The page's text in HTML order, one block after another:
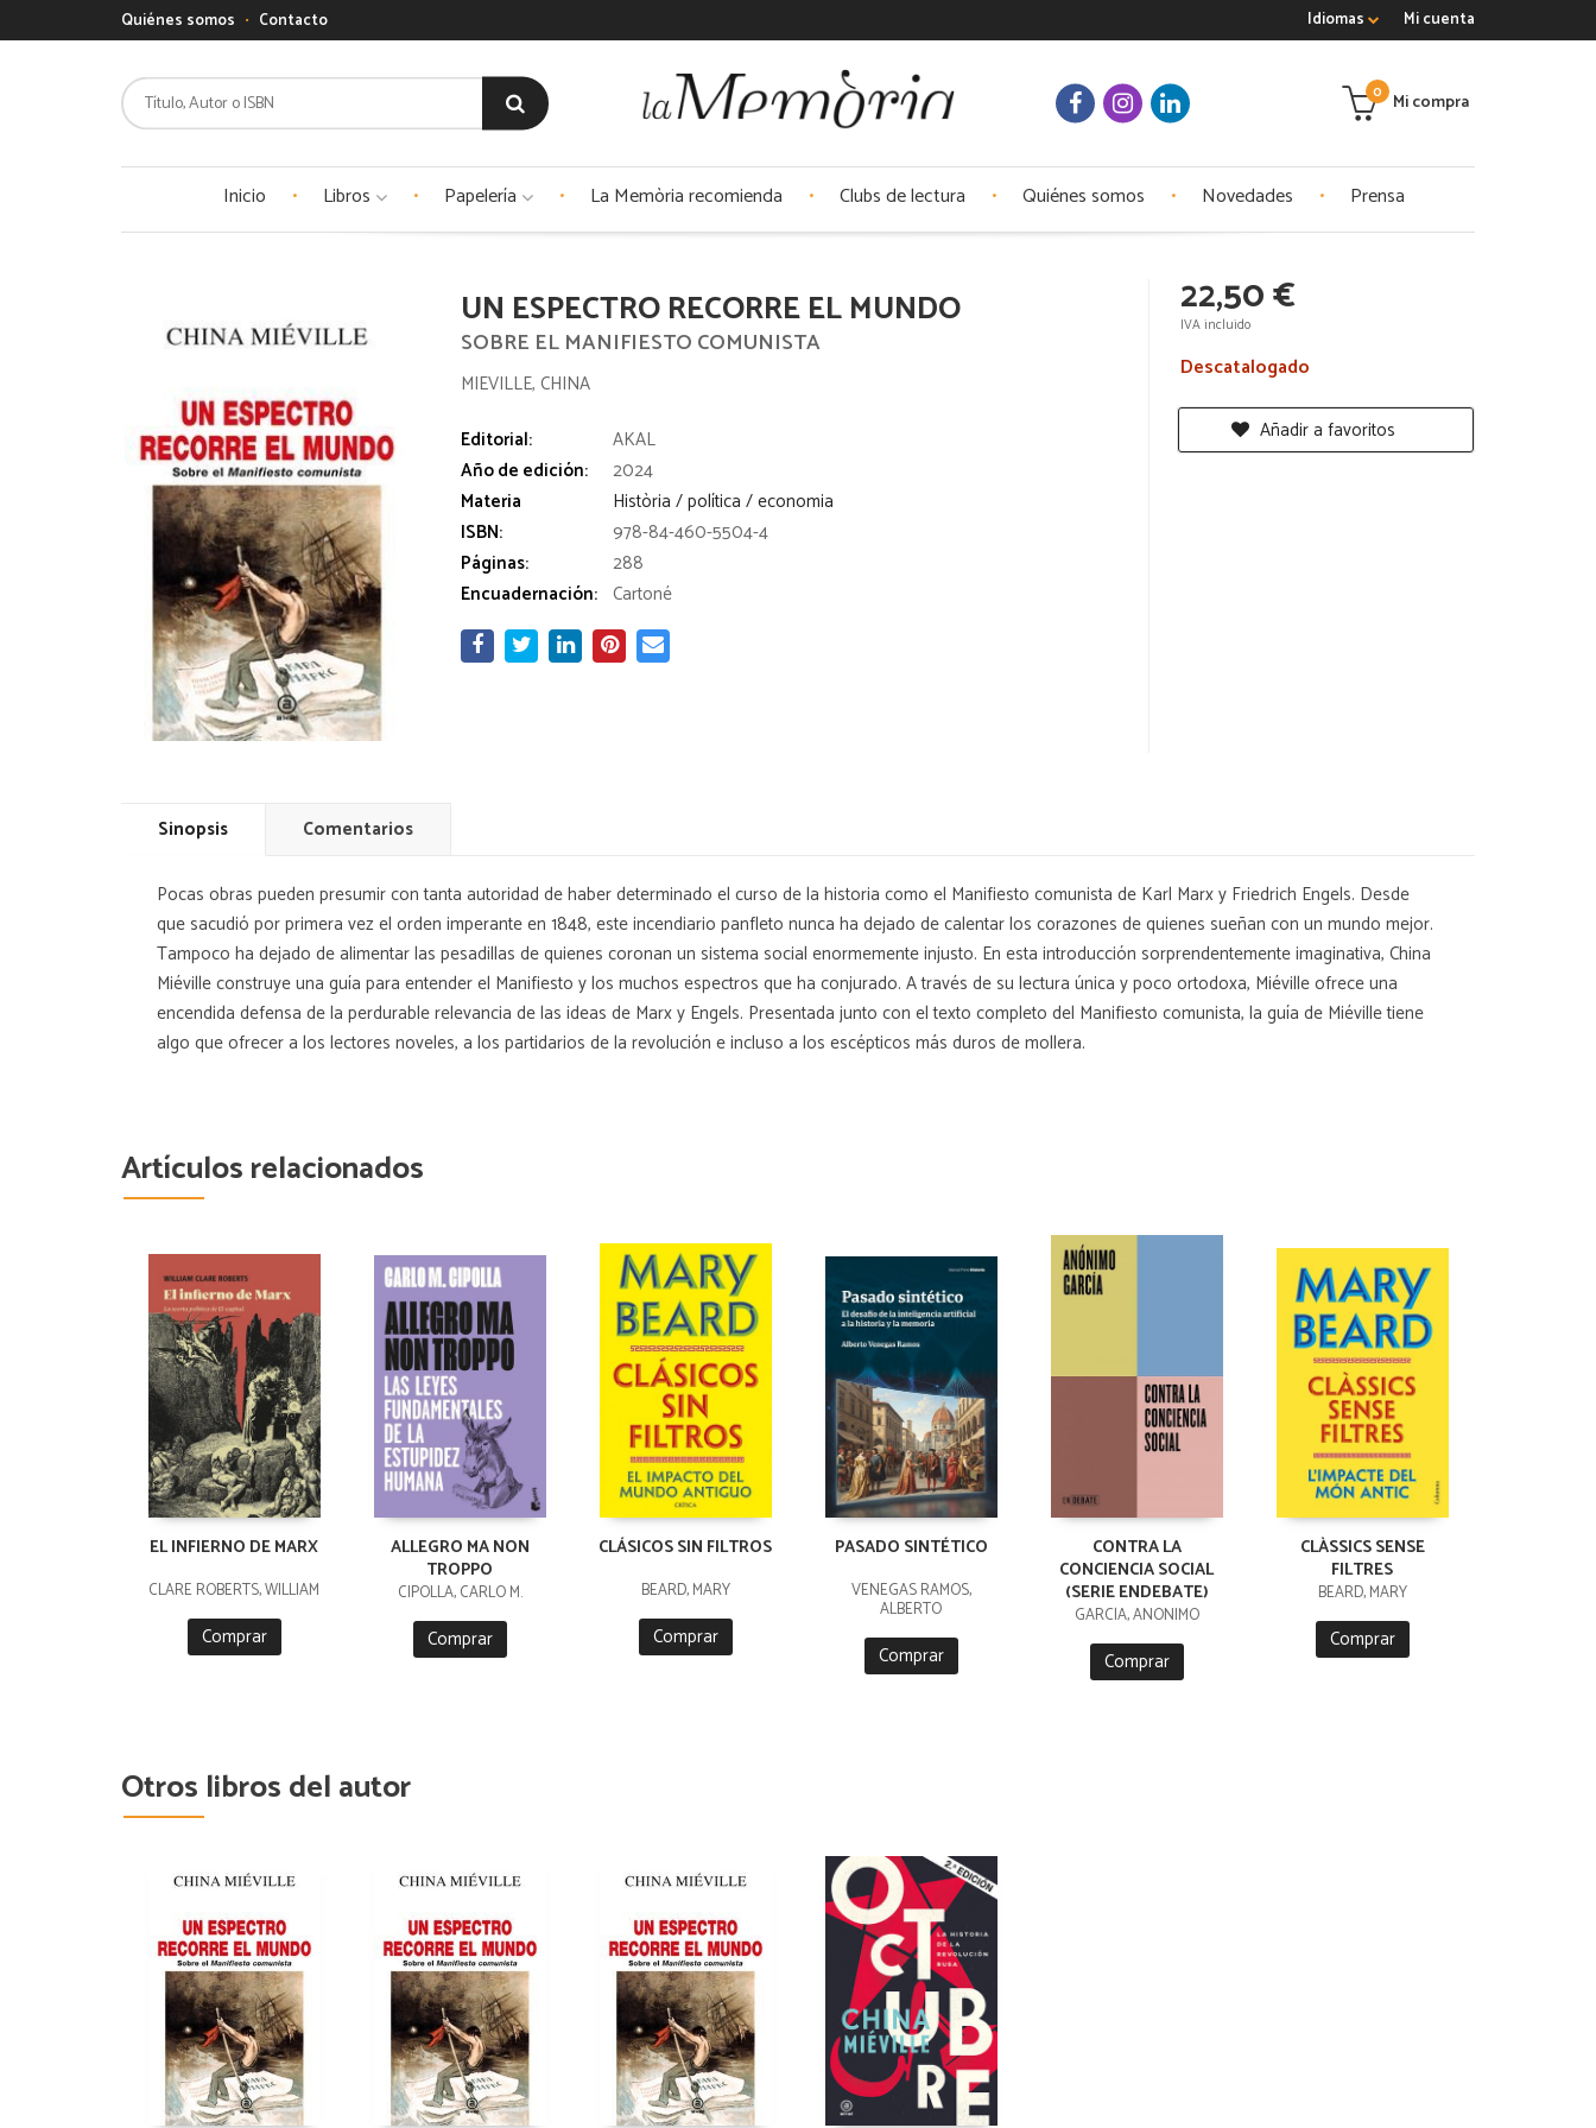
Mi cuenta
Idiomas
Quiénes somos Contacto
Mi compra
0
Inicio Libros Papelería La Memòria recomienda Clubs de lectura Quiénes somos Novedades Prensa
UN ESPECTRO RECORRE EL MUNDO
SOBRE EL MANIFIESTO COMUNISTA
MIEVILLE, CHINA
Editorial:
AKAL
Año de edición:
2024
Materia
Història / política / economia
ISBN:
978-84-460-5504-4
Páginas:
288
Encuadernación: Cartoné
22,50 €
IVA incluido
Descatalogado
Añadir a favoritos
Sinopsis Comentarios
Pocas obras pueden presumir con tanta autoridad de haber determinado el curso de la historia como el Manifiesto comunista de Karl Marx y Friedrich Engels. Desde
que sacudió por primera vez el orden imperante en 1848, este incendiario panfleto nunca ha dejado de calentar los corazones de quienes sueñan con un mundo mejor.
Tampoco ha dejado de alimentar las pesadillas de quienes coronan un sistema social enormemente injusto. En esta introducción sorprendentemente imaginativa, China
Miéville construye una guía para entender el Manifiesto y los muchos espectros que ha conjurado. A través de su lectura única y poco ortodoxa, Miéville ofrece una
encendida defensa de la perdurable relevancia de las ideas de Marx y Engels. Presentada junto con el texto completo del Manifiesto comunista, la guía de Miéville tiene
algo que ofrecer a los lectores noveles, a los partidarios de la revolución e incluso a los escépticos más duros de mollera.
Artículos relacionados
EL INFIERNO DE MARX
CLARE ROBERTS, WILLIAM
Comprar
ALLEGRO MA NON
TROPPO
CIPOLLA, CARLO M.
Comprar
CLÁSICOS SIN FILTROS
BEARD, MARY
Comprar
PASADO SINTÉTICO
VENEGAS RAMOS,
ALBERTO
Comprar
CONTRA LA
CONCIENCIA SOCIAL
(SERIE ENDEBATE)
GARCÍA, ANÓNIMO
Comprar
CLÀSSICS SENSE
FILTRES
BEARD, MARY
Comprar
Otros libros del autor